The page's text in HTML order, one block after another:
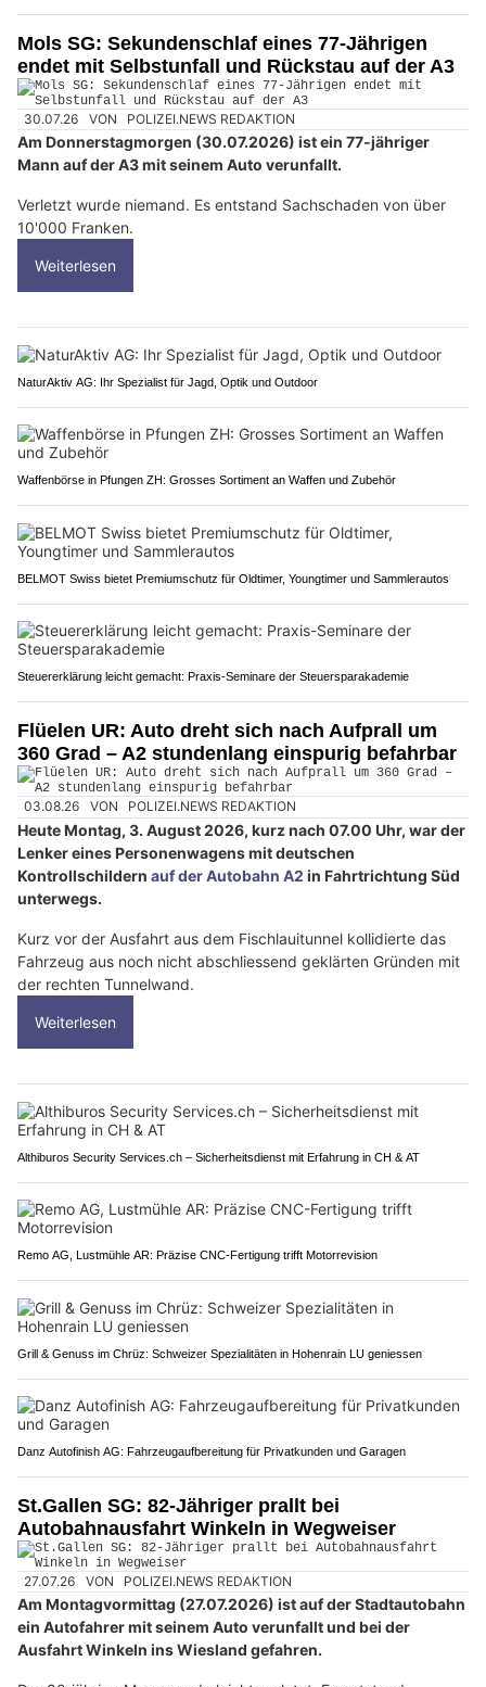
Mols SG: Sekundenschlaf eines 77-Jährigen
endet mit Selbstunfall und Rückstau auf der A3
30.07.26 VON POLIZEI.NEWS REDAKTION
Am Donnerstagmorgen (30.07.2026) ist ein 77-jähriger
Mann auf der A3 mit seinem Auto verunfallt.
Verletzt wurde niemand. Es entstand Sachschaden von über
10'000 Franken.
Weiterlesen
NaturAktiv AG: Ihr Spezialist für Jagd, Optik und Outdoor
Waffenbörse in Pfungen ZH: Grosses Sortiment an Waffen und Zubehör
BELMOT Swiss bietet Premiumschutz für Oldtimer, Youngtimer und Sammlerautos
Steuererklärung leicht gemacht: Praxis-Seminare der Steuersparakademie
Flüelen UR: Auto dreht sich nach Aufprall um
360 Grad – A2 stundenlang einspurig befahrbar
03.08.26 VON POLIZEI.NEWS REDAKTION
Heute Montag, 3. August 2026, kurz nach 07.00 Uhr, war der
Lenker eines Personenwagens mit deutschen
Kontrollschildern auf der Autobahn A2 in Fahrtrichtung Süd
unterwegs.
Kurz vor der Ausfahrt aus dem Fischlauitunnel kollidierte das
Fahrzeug aus noch nicht abschliessend geklärten Gründen mit
der rechten Tunnelwand.
Weiterlesen
Althiburos Security Services.ch – Sicherheitsdienst mit Erfahrung in CH & AT
Remo AG, Lustmühle AR: Präzise CNC-Fertigung trifft Motorrevision
Grill & Genuss im Chrüz: Schweizer Spezialitäten in Hohenrain LU geniessen
Danz Autofinish AG: Fahrzeugaufbereitung für Privatkunden und Garagen
St.Gallen SG: 82-Jähriger prallt bei
Autobahnausfahrt Winkeln in Wegweiser
27.07.26 VON POLIZEI.NEWS REDAKTION
Am Montagvormittag (27.07.2026) ist auf der Stadtautobahn
ein Autofahrer mit seinem Auto verunfallt und bei der
Ausfahrt Winkeln ins Wiesland gefahren.